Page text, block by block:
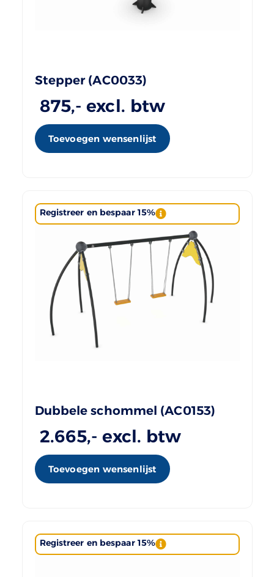
Stepper (AC0033)
875,- excl. btw
Toevoegen wensenlijst
Registreer en bespaar 15%
Dubbele schommel (AC0153)
2.665,- excl. btw
Toevoegen wensenlijst
Registreer en bespaar 15%